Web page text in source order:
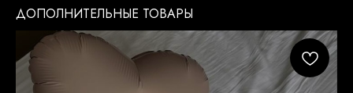
ДОПОЛНИТЕЛЬНЫЕ ТОВАРЫ